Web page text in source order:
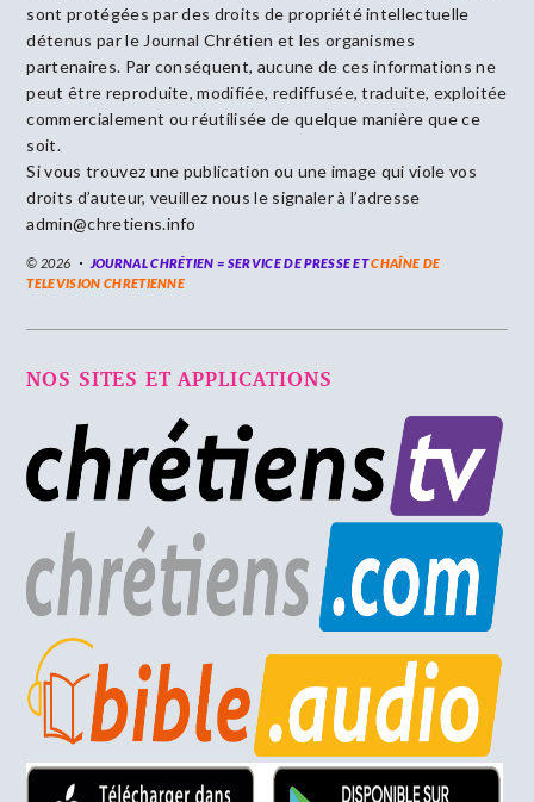
sont protégées par des droits de propriété intellectuelle
détenus par le Journal Chrétien et les organismes
partenaires. Par conséquent, aucune de ces informations ne
peut être reproduite, modifiée, rediffusée, traduite, exploitée
commercialement ou réutilisée de quelque manière que ce
soit.
Si vous trouvez une publication ou une image qui viole vos
droits d’auteur, veuillez nous le signaler à l’adresse
admin@chretiens.info
© 2026 JOURNAL CHRÉTIEN = SERVICE DE PRESSE ETCHAÎNE DE
TELEVISION CHRETIENNE
NOS SITES ET APPLICATIONS